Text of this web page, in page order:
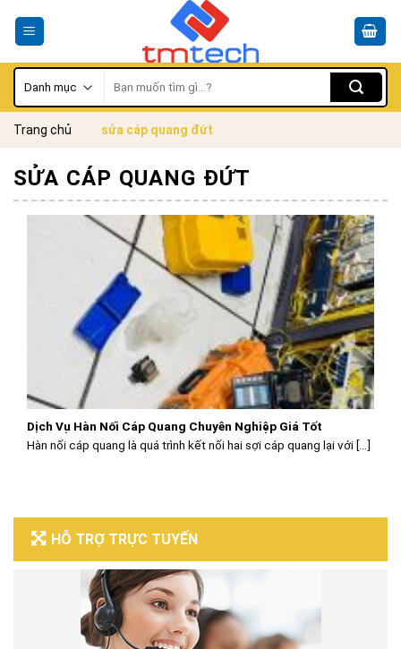
kiếm:
Trang chủ sửa cáp quang đứt
HỖ TRỢ TRỰC TUYẾN
SỬA CÁP QUANG ĐỨT
Dịch Vụ Hàn Nối Cáp Quang Chuyên Nghiệp Giá Tốt
Hàn nối cáp quang là quá trình kết nối hai sợi cáp quang lại với [...]